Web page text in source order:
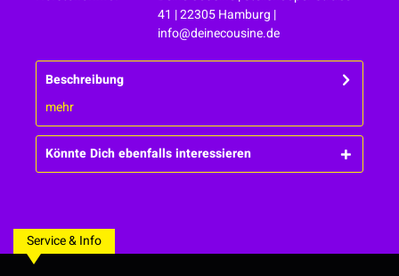
41 | 22305 Hamburg |
info@deinecousine.de
Beschreibung
mehr
Könnte Dich ebenfalls interessieren
Service & Info